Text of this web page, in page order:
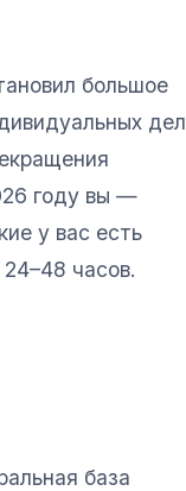
большое
дел
году вы —
у вас есть
часов.
база